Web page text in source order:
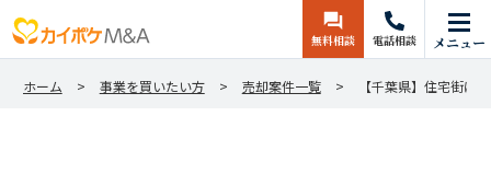
無料相談 電話相談 メニュー
ホーム 事業を買いたい方 売却案件一覧 【千葉県】住宅街に